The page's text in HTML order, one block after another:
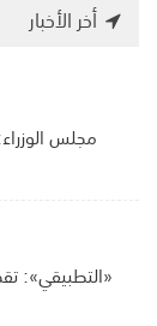
أخر الأخبار
مجلس
«التطبيقي»: